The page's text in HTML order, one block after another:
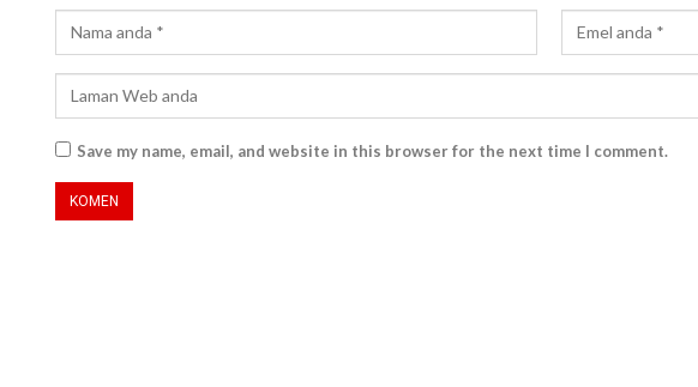
Save my name, email, and website in this browser for the next time I comment.